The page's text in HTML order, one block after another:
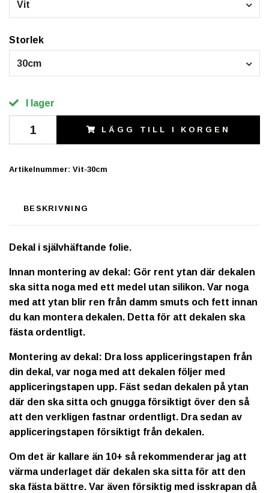
Vit
Storlek
30cm
I lager
LÄGG TILL I KORGEN
Artikelnummer: Vit-30cm
BESKRIVNING
Dekal i självhäftande folie.
Innan montering av dekal: Gör rent ytan där dekalen
ska sitta noga med ett medel utan silikon. Var noga
med att ytan blir ren från damm smuts och fett innan
du kan montera dekalen. Detta för att dekalen ska
fästa ordentligt.
Montering av dekal: Dra loss appliceringstapen från
din dekal, var noga med att dekalen följer med
appliceringstapen upp. Fäst sedan dekalen på ytan
där den ska sitta och gnugga försiktigt över den så
att den verkligen fastnar ordentligt. Dra sedan av
appliceringstapen försiktigt från dekalen.
Om det är kallare än 10+ så rekommenderar jag att
värma underlaget där dekalen ska sitta för att den
ska fästa bättre. Var även försiktig med isskrapan då